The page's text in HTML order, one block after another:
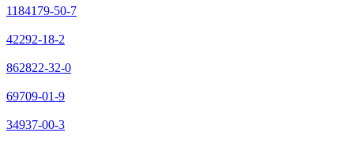
1184179-50-7
42292-18-2
862822-32-0
69709-01-9
34937-00-3